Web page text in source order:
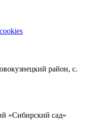
район, с.
«Сибирский сад»